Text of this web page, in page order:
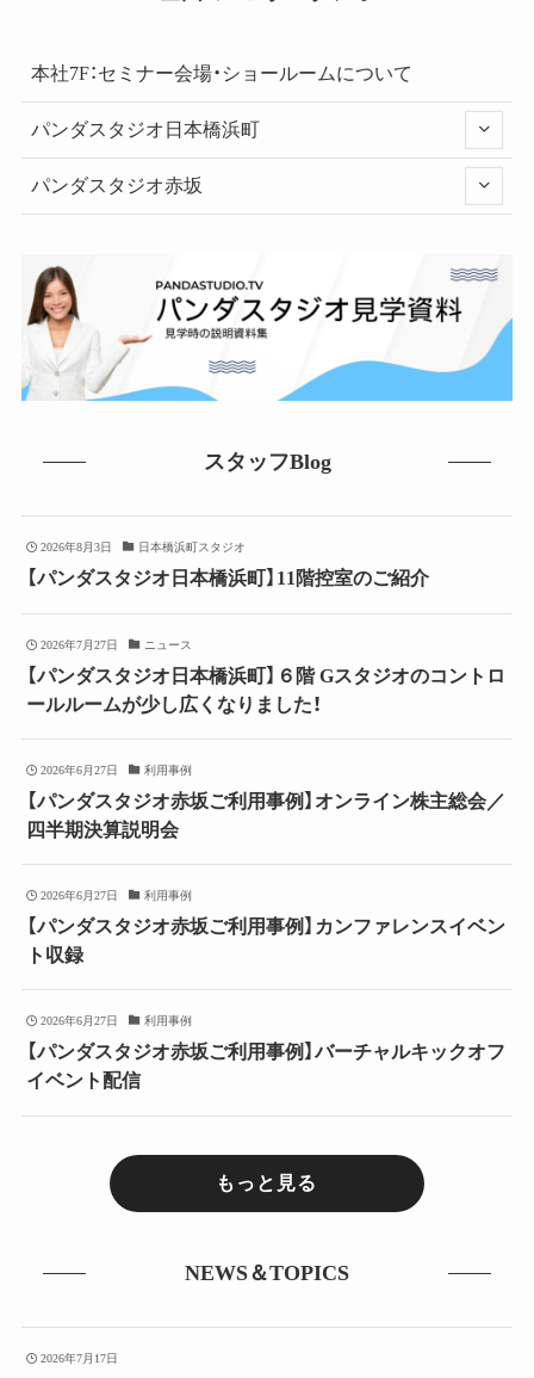
本社7F：セミナー会場・ショールームについて
パンダスタジオ日本橋浜町
パンダスタジオ赤坂
スタッフBlog
2026年8月3日 日本橋浜町スタジオ
【パンダスタジオ日本橋浜町】11階控室のご紹介
2026年7月27日 ニュース
【パンダスタジオ日本橋浜町】６階 Gスタジオのコントロ
ールルームが少し広くなりました！
2026年6月27日 利用事例
【パンダスタジオ赤坂ご利用事例】オンライン株主総会／
四半期決算説明会
2026年6月27日 利用事例
【パンダスタジオ赤坂ご利用事例】カンファレンスイベン
ト収録
2026年6月27日 利用事例
【パンダスタジオ赤坂ご利用事例】バーチャルキックオフ
イベント配信
もっと見る
NEWS＆TOPICS
2026年7月17日